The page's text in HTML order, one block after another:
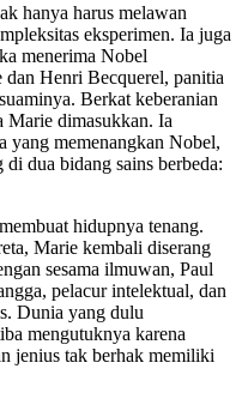
hanya harus melawan
eksperimen. Ia juga
menerima Nobel
dan Henri Becquerel, panitia
Berkat keberanian
Marie dimasukkan. Ia
yang memenangkan Nobel,
di dua bidang sains berbeda:
hidupnya tenang.
Marie kembali diserang
sesama ilmuwan, Paul
pelacur intelektual, dan
Dunia yang dulu
mengutuknya karena
jenius tak berhak memiliki